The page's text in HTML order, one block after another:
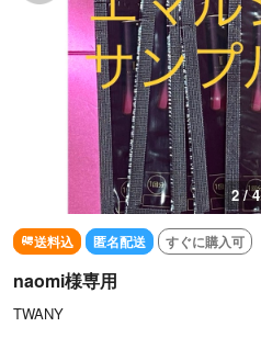
3 / 4
送料込 匿名配送 すぐに購入可
naomi様専用
TWANY